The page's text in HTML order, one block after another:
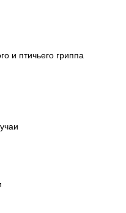
и птичьего гриппа